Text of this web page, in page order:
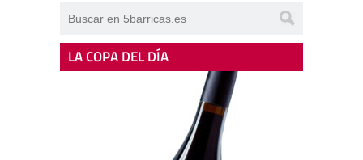
LA COPA DEL DÍA